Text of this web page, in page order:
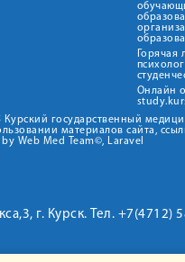
Горячая
Онлайн
государственный
материалов сайта,
Web Med Team©, Laravel
г. Курск. Тел.